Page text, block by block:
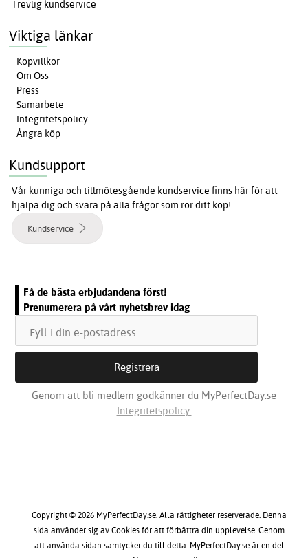
Trevlig kundservice
Viktiga länkar
Köpvillkor
Om Oss
Press
Samarbete
Integritetspolicy
Ångra köp
Kundsupport
Vår kunniga och tillmötesgående kundservice finns här för att
hjälpa dig och svara på alla frågor som rör ditt köp!
Kundservice
Få de bästa erbjudandena först!
Prenumerera på vårt nyhetsbrev idag
Genom att bli medlem godkänner du MyPerfectDay.se
Integritetspolicy.
Copyright © 2026 MyPerfectDay.se. Alla rättigheter reserverade. Denna
sida använder sig av Cookies för att förbättra din upplevelse. Genom
att använda sidan samtycker du till detta. MyPerfectDay.se är en del